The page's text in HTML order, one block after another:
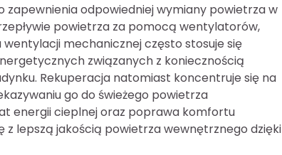
odpowiedniej wymiany powietrza w
powietrza za pomocą wentylatorów,
wentylacji mechanicznej często stosuje się
związanych z koniecznością
Rekuperacja natomiast koncentruje się na
go do świeżego powietrza
energii cieplnej oraz poprawa komfortu
lepszą jakością powietrza wewnętrznego dzięki